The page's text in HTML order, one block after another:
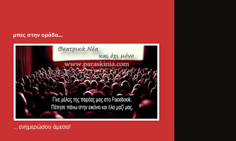
μπες στην ομάδα...
... ενημερώσου άμεσα!